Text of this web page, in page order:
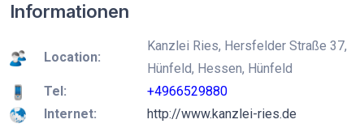
Informationen
Location:
Kanzlei Ries, Hersfelder Straße 37,
Hünfeld, Hessen, Hünfeld
Tel:
+4966529880
Internet:
http://www.kanzlei-ries.de